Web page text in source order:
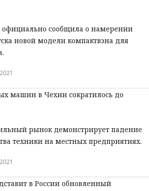
сообщила о намерении
новой модели компактвэна для
машин в Чехии сократилось до
рынок демонстрирует падение
техники на местных предприятиях.
в России обновленный